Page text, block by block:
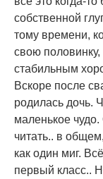
собственной
тому времени,
свою половинку,
стабильным
Вскоре после
родилась дочь.
маленькое
читать.. в
как один миг.
первый класс..